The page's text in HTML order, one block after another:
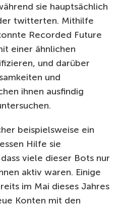
sie hauptsächlich
twitterten. Mithilfe
Recorded Future
einer ähnlichen
und darüber
und
ihnen ausfindig
beispielsweise ein
Hilfe sie
viele dieser Bots nur
aktiv waren. Einige
im Mai dieses Jahres
Konten mit den